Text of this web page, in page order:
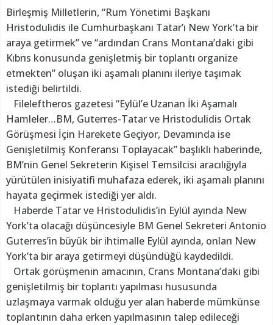
Birleşmiş Milletlerin, “Rum Yönetimi Başkanı
Hristodulidis ile Cumhurbaşkanı Tatar’ı New York’ta bir
araya getirmek” ve “ardından Crans Montana’daki gibi
Kıbrıs konusunda genişletmiş bir toplantı organize
etmekten” oluşan iki aşamalı planını ileriye taşımak
istediği belirtildi.
Fileleftheros gazetesi “Eylül’e Uzanan İki Aşamalı
Hamleler…BM, Guterres-Tatar ve Hristodulidis Ortak
Görüşmesi İçin Harekete Geçiyor, Devamında ise
Genişletilmiş Konferansı Toplayacak” başlıklı haberinde,
BM’nin Genel Sekreterin Kişisel Temsilcisi aracılığıyla
yürütülen inisiyatifi muhafaza ederek, iki aşamalı planını
hayata geçirmek istediği yer aldı.
Haberde Tatar ve Hristodulidis’in Eylül ayında New
York’ta olacağı düşüncesiyle BM Genel Sekreteri Antonio
Guterres’in büyük bir ihtimalle Eylül ayında, onları New
York’ta bir araya getirmeyi düşündüğü kaydedildi.
Ortak görüşmenin amacının, Crans Montana’daki gibi
genişletilmiş bir toplantı yapılması hususunda
uzlaşmaya varmak olduğu yer alan haberde mümkünse
toplantının daha erken yapılmasının talep edileceği